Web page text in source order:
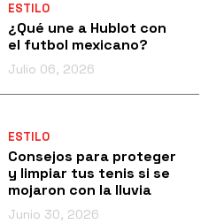
ESTILO
¿Qué une a Hublot con
el futbol mexicano?
Julio 06, 2026
ESTILO
Consejos para proteger
y limpiar tus tenis si se
mojaron con la lluvia
Junio 30, 2026